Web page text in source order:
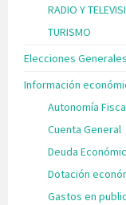
RADIO Y
TURISMO
Elecciones
Información
Autonomía
Cuenta General
Deuda
Dotación
Gastos en